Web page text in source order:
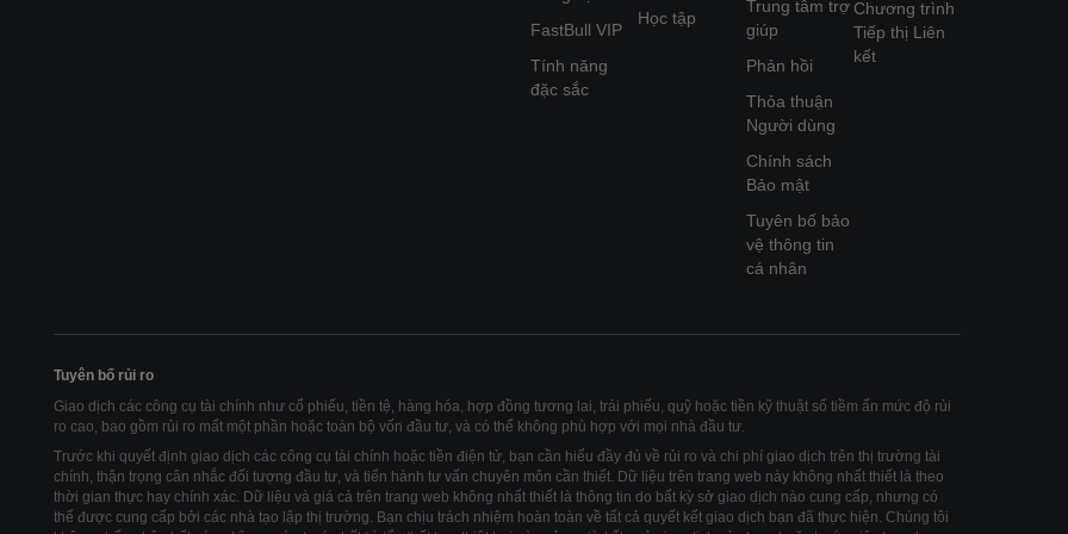
FastBull VIP
Tính năng
đặc sắc
Học tập
Trung tâm trợ
giúp
Phản hồi
Thỏa thuận
Người dùng
Chính sách
Bảo mật
Tuyên bố bảo
vệ thông tin
cá nhân
Chương trình
Tiếp thị Liên
kết
Tuyên bố rủi ro
Giao dịch các công cụ tài chính như cổ phiếu, tiền tệ, hàng hóa, hợp đồng tương lai, trái phiếu, quỹ hoặc tiền kỹ thuật số tiềm ẩn mức độ rủi
ro cao, bao gồm rủi ro mất một phần hoặc toàn bộ vốn đầu tư, và có thể không phù hợp với mọi nhà đầu tư.
Trước khi quyết định giao dịch các công cụ tài chính hoặc tiền điện tử, bạn cần hiểu đầy đủ về rủi ro và chi phí giao dịch trên thị trường tài
chính, thận trọng cân nhắc đối tượng đầu tư, và tiến hành tư vấn chuyên môn cần thiết. Dữ liệu trên trang web này không nhất thiết là theo
thời gian thực hay chính xác. Dữ liệu và giá cả trên trang web không nhất thiết là thông tin do bất kỳ sở giao dịch nào cung cấp, nhưng có
thể được cung cấp bởi các nhà tạo lập thị trường. Bạn chịu trách nhiệm hoàn toàn về tất cả quyết kết giao dịch bạn đã thực hiện. Chúng tôi